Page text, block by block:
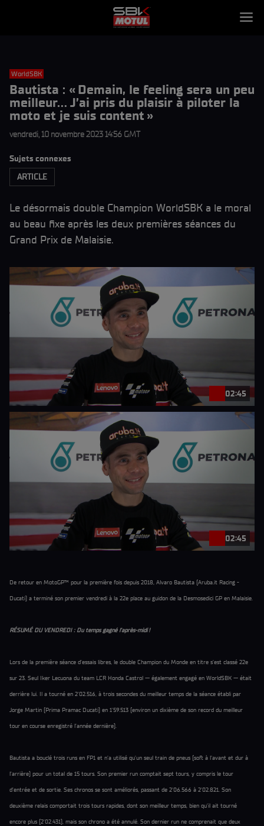
WorldSBK
Bautista : « Demain, le feeling sera un peu
meilleur… J’ai pris du plaisir à piloter la
moto et je suis content »
vendredi, 10 novembre 2023 14:56 GMT
Sujets connexes
ARTICLE
Le désormais double Champion WorldSBK a le moral
au beau fixe après les deux premières séances du
Grand Prix de Malaisie.
02:45
02:45
De retour en MotoGP™ pour la première fois depuis 2018, Alvaro Bautista (Aruba.it Racing -
Ducati) a terminé son premier vendredi à la 22e place au guidon de la Desmosedici GP en Malaisie.
RÉSUMÉ DU VENDREDI : Du temps gagné l’après-midi !
Lors de la première séance d’essais libres, le double Champion du Monde en titre s’est classé 22e
sur 23. Seul Iker Lecuona du team LCR Honda Castrol — également engagé en WorldSBK — était
derrière lui. Il a tourné en 2'02.516, à trois secondes du meilleur temps de la séance établi par
Jorge Martin (Prima Pramac Ducati) en 1'59.513 (environ un dixième de son record du meilleur
tour en course enregistré l’année dernière).
Bautista a bouclé trois runs en FP1 et n’a utilisé qu’un seul train de pneus (soft à l’avant et dur à
l’arrière) pour un total de 15 tours. Son premier run comptait sept tours, y compris le tour
d’entrée et de sortie. Ses chronos se sont améliorés, passant de 2'06.566 à 2'02.821. Son
deuxième relais comportait trois tours rapides, dont son meilleur temps, bien qu’il ait tourné
encore plus (2'02.431), mais son chrono a été annulé. Son dernier run ne comprenait que deux